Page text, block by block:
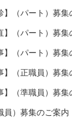
】（パート）募集
】（パート）募集
】（パート）募集
】（正職員）募集
】（準職員）募集
員）募集のご案内